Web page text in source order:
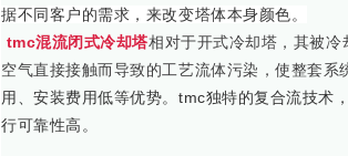
据不同客户的需求，来改变塔体本身颜色。
tmc混流闭式冷却塔相对于开式冷却塔，其被
空气直接接触而导致的工艺流体污染，使整套
用、安装费用低等优势。tmc独特的复合流技术
行可靠性高。